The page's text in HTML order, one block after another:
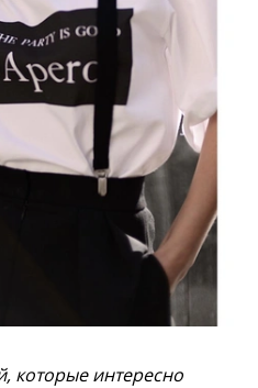
которые интересно